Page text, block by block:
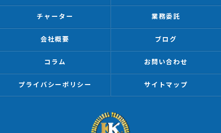
チャーター 業務委託
会社概要 ブログ
コラム お問い合わせ
プライバシーポリシー サイトマップ